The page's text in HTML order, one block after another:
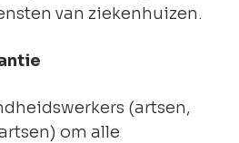
van ziekenhuizen.
(artsen,
om alle